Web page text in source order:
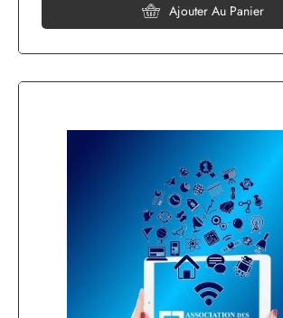
Ajouter Au Panier